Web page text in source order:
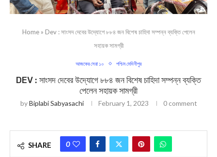
Home» Dev : সাংসদ দেবের উদ্যোগে ৮৮৪ জন বিশেষ চাহিদা সম্পন্ন ব্যক্তি পেলেন
সহায়ক সামগ্রী
আজকের সেরা ১০ পশ্চিম মেদিনীপুর
DEV : সাংসদ দেবের উদ্যোগে ৮৮৪ জন বিশেষ চাহিদা সম্পন্ন ব্যক্তি
পেলেন সহায়ক সামগ্রী
byBiplabi Sabyasachi February 1, 2023 0 comment
SHARE 0